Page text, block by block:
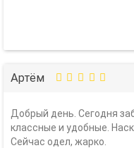
Артём
Добрый день. Сегодня
классные и удобные.
Сейчас одел, жарко.